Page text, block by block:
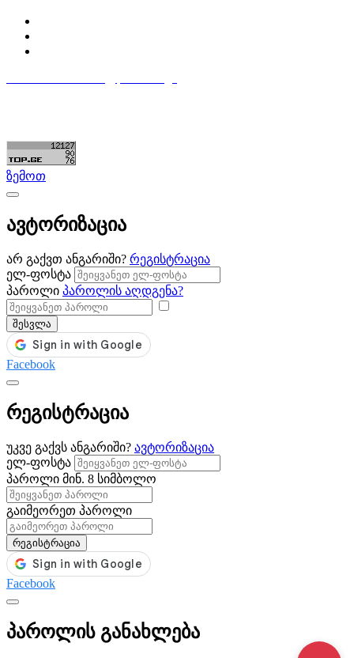
ზემოთ
ავტორიზაცია
არ გაქვთ ანგარიში? რეგისტრაცია
ელ-ფოსტა
პაროლი პაროლის აღდგენა?
შესვლა
Facebook
რეგისტრაცია
უკვე გაქვს ანგარიში? ავტორიზაცია
ელ-ფოსტა
პაროლი მინ. 8 სიმბოლო
გაიმეორეთ პაროლი
რეგისტრაცია
Facebook
პაროლის განახლება